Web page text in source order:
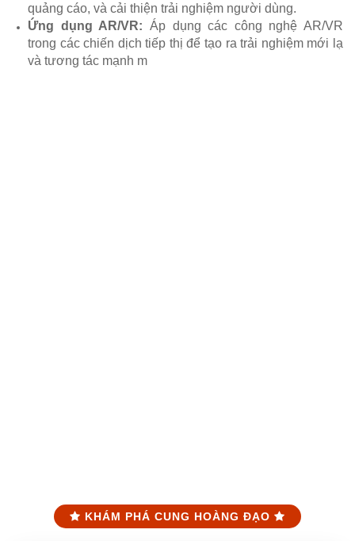
quảng cáo, và cải thiện trải nghiệm người dùng.
Ứng dụng AR/VR: Áp dụng các công nghệ AR/VR
trong các chiến dịch tiếp thị để tạo ra trải nghiệm mới lạ
và tương tác mạnh m
KHÁM PHÁ CUNG HOÀNG ĐẠO